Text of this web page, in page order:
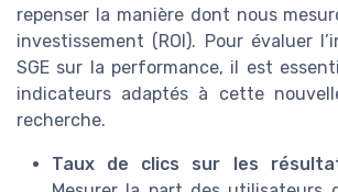
repenser la manière dont nous
investissement (ROI). Pour évaluer
SGE sur la performance, il est
indicateurs adaptés à cette
recherche.
Taux de clics sur les